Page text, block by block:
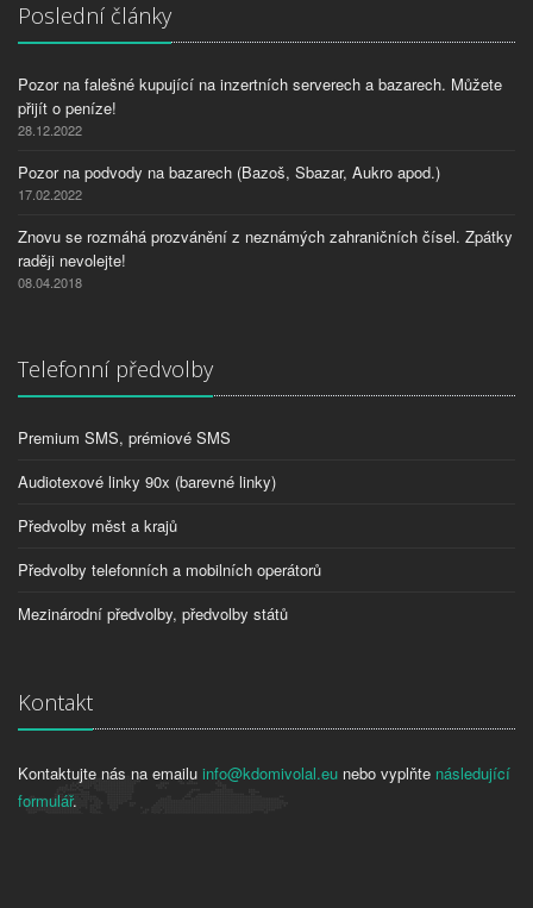
Poslední články
Pozor na falešné kupující na inzertních serverech a bazarech. Můžete
přijít o peníze!
28.12.2022
Pozor na podvody na bazarech (Bazoš, Sbazar, Aukro apod.)
17.02.2022
Znovu se rozmáhá prozvánění z neznámých zahraničních čísel. Zpátky
raději nevolejte!
08.04.2018
Telefonní předvolby
Premium SMS, prémiové SMS
Audiotexové linky 90x (barevné linky)
Předvolby měst a krajů
Předvolby telefonních a mobilních operátorů
Mezinárodní předvolby, předvolby států
Kontakt
Kontaktujte nás na emailu info@kdomivolal.eu nebo vyplňte následující
formulář.